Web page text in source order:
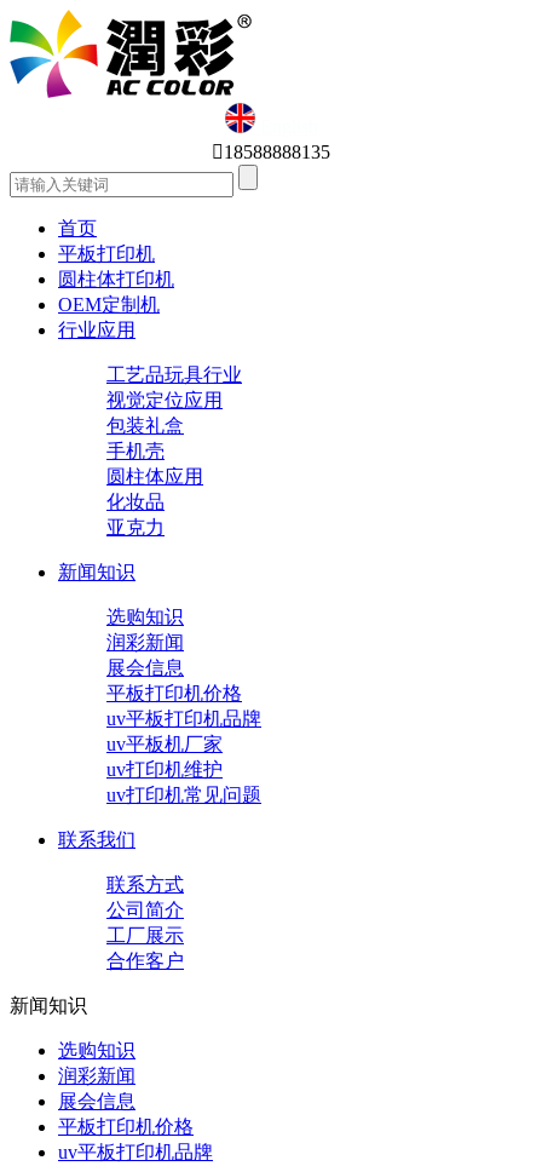
English
18588888135
首页
平板打印机
圆柱体打印机
OEM定制机
行业应用
工艺品玩具行业
视觉定位应用
包装礼盒
手机壳
圆柱体应用
化妆品
亚克力
新闻知识
选购知识
润彩新闻
展会信息
平板打印机价格
uv平板打印机品牌
uv平板机厂家
uv打印机维护
uv打印机常见问题
联系我们
联系方式
公司简介
工厂展示
合作客户
新闻知识
选购知识
润彩新闻
展会信息
平板打印机价格
uv平板打印机品牌